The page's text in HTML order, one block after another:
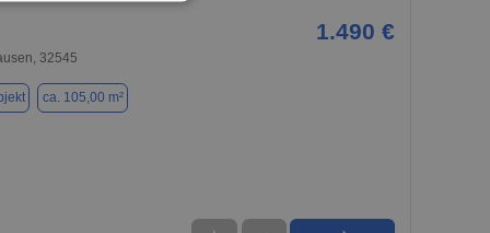
1.490 €
32545
ca. 105,00 m²